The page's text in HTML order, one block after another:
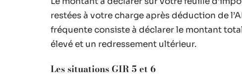
restées à votre charge après déduction de
fréquente consiste à déclarer le montant
élevé et un redressement ultérieur.
Les situations GIR 5 et 6